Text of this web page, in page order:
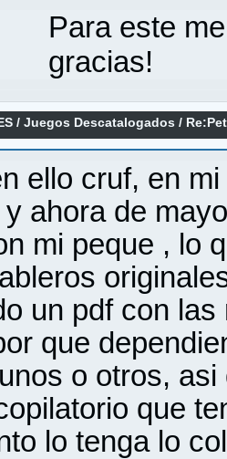
Para este
gracias!
/Juegos Descatalogados /
ello cruf, en
ahora de
mi peque , lo
un pdf con
que
o otros,
que
lo tenga lo